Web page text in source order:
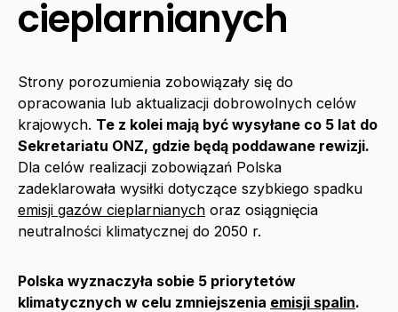
cieplarnianych
Strony porozumienia zobowiązały się do
opracowania lub aktualizacji dobrowolnych celów
krajowych. Te z kolei mają być wysyłane co 5 lat do
Sekretariatu ONZ, gdzie będą poddawane rewizji.
Dla celów realizacji zobowiązań Polska
zadeklarowała wysiłki dotyczące szybkiego spadku
emisji gazów cieplarnianych oraz osiągnięcia
neutralności klimatycznej do 2050 r.
Polska wyznaczyła sobie 5 priorytetów
klimatycznych w celu zmniejszenia emisji spalin.